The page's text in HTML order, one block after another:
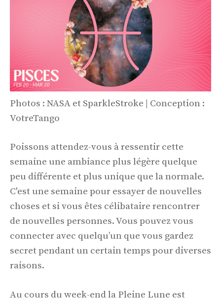
Photos : NASA et SparkleStroke | Conception :
VotreTango
Poissons attendez-vous à ressentir cette
semaine une ambiance plus légère quelque
peu différente et plus unique que la normale.
C'est une semaine pour essayer de nouvelles
choses et si vous êtes célibataire rencontrer
de nouvelles personnes. Vous pouvez vous
connecter avec quelqu’un que vous gardez
secret pendant un certain temps pour diverses
raisons.
Au cours du week-end la Pleine Lune est